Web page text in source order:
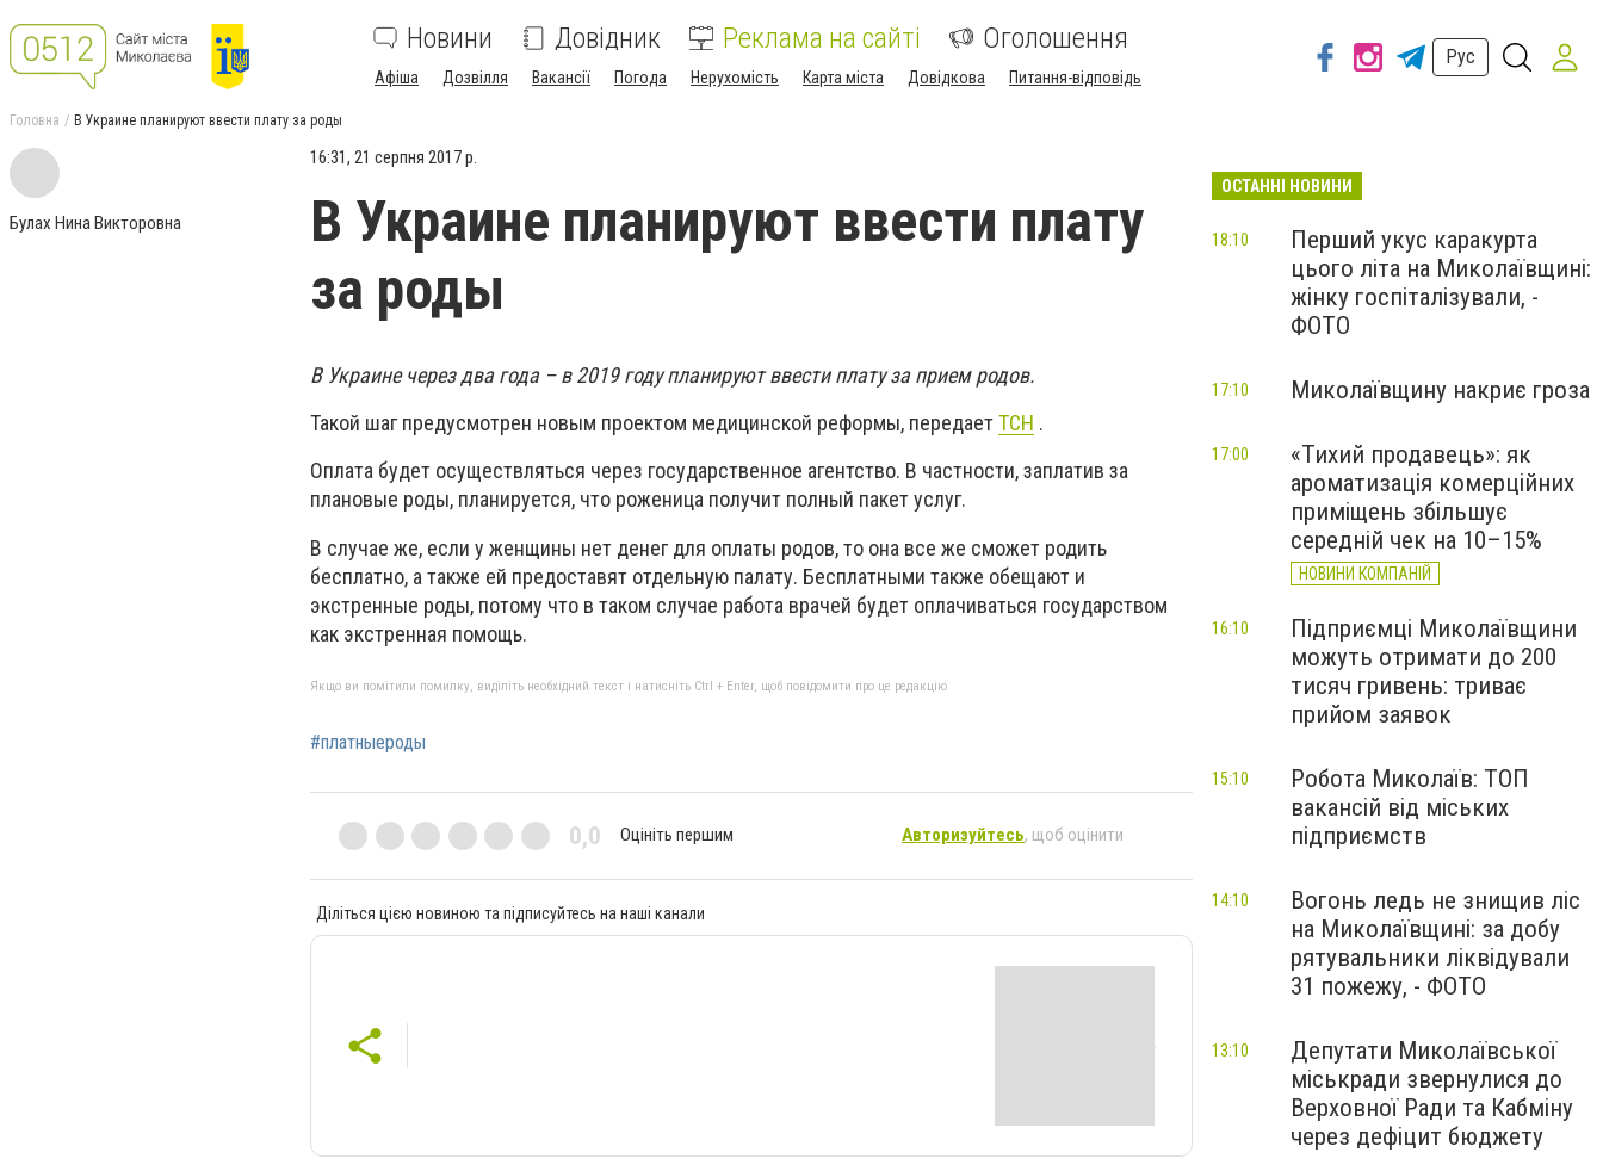
Новини Довідник Реклама на сайті Оголошення
Афіша Дозвілля Вакансії Погода Нерухомість Карта міста Довідкова Питання-відповідь
Рус
Головна В Украине планируют ввести плату за роды
Булах Нина Викторовна
16:31, 21 серпня 2017 р.
В Украине планируют ввести плату
за роды
В Украине через два года – в 2019 году планируют ввести плату за прием родов.
Такой шаг предусмотрен новым проектом медицинской реформы, передаетТСН .
Оплата будет осуществляться через государственное агентство. В частности, заплатив за
плановые роды, планируется, что роженица получит полный пакет услуг.
В случае же, если у женщины нет денег для оплаты родов, то она все же сможет родить
бесплатно, а также ей предоставят отдельную палату. Бесплатными также обещают и
экстренные роды, потому что в таком случае работа врачей будет оплачиваться государством
как экстренная помощь.
Якщо ви помітили помилку, виділіть необхідний текст і натисніть Ctrl + Enter, щоб повідомити про це редакцію
#платныероды
0,0 Оцініть першим Авторизуйтесь, щоб оцінити
Діліться цією новиною та підписуйтесь на наші канали
ОСТАННІ НОВИНИ
Перший укус каракурта
цього літа на Миколаївщині:
жінку госпіталізували, -
ФОТО
18:10
Миколаївщину накриє гроза
17:10
«Тихий продавець»: як
ароматизація комерційних
приміщень збільшує
середній чек на 10–15%
НОВИНИ КОМПАНІЙ
17:00
Підприємці Миколаївщини
можуть отримати до 200
тисяч гривень: триває
прийом заявок
16:10
Робота Миколаїв: ТОП
вакансій від міських
підприємств
15:10
Вогонь ледь не знищив ліс
на Миколаївщині: за добу
рятувальники ліквідували
31 пожежу, - ФОТО
14:10
Депутати Миколаївської
міськради звернулися до
Верховної Ради та Кабміну
через дефіцит бюджету
13:10